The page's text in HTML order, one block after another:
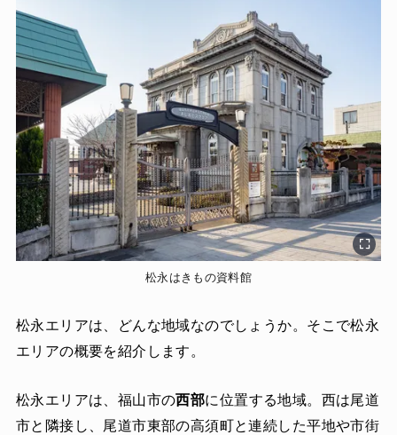
松永はきもの資料館
松永エリアは、どんな地域なのでしょうか。そこで松永
エリアの概要を紹介します。
松永エリアは、福山市の西部に位置する地域。西は尾道
市と隣接し、尾道市東部の高須町と連続した平地や市街